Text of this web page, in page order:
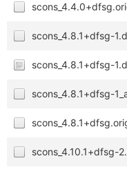
scons_4.8.1+dfsg-
scons_4.8.1+dfsg-
scons_4.8.1+dfsg-
scons_4.10.1+dfsg-